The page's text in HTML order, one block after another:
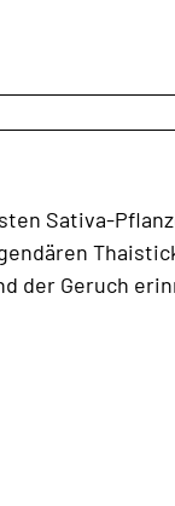
Sativa-
der Geruch